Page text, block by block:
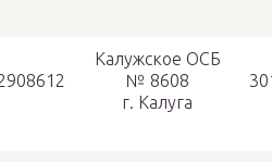
Калужское ОСБ
№ 8608
г. Калуга